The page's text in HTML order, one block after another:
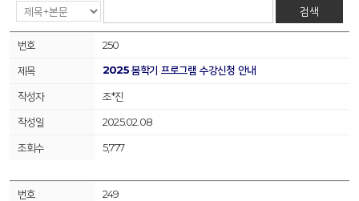
검색
250
2025 봄학기 프로그램 수강신청 안내
조*진
2025.02.08
5,777
249